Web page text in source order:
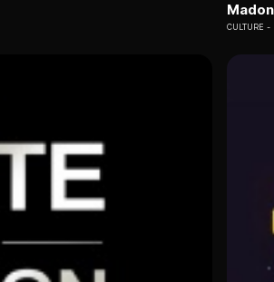
CULTURE